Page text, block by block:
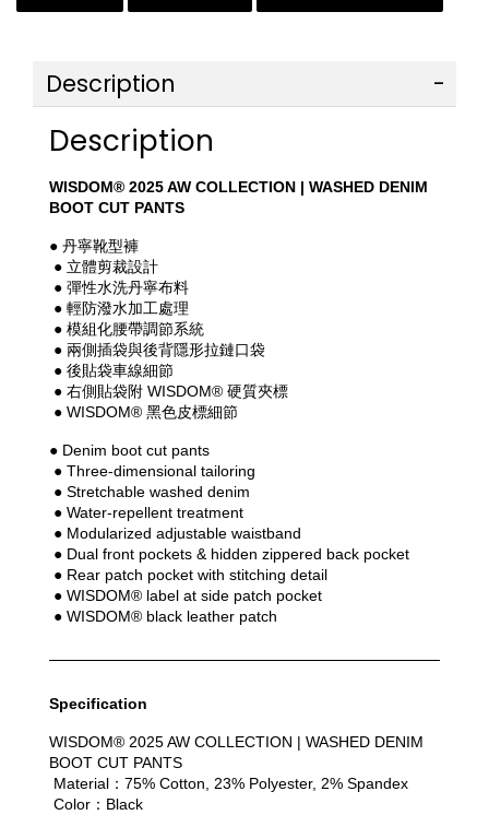
Description
Description
WISDOM® 2025 AW COLLECTION | WASHED DENIM
BOOT CUT PANTS
● 丹寧靴型褲
● 立體剪裁設計
● 彈性水洗丹寧布料
● 輕防潑水加工處理
● 模組化腰帶調節系統
● 兩側插袋與後背隱形拉鏈口袋
● 後貼袋車線細節
● 右側貼袋附 WISDOM® 硬質夾標
● WISDOM® 黑色皮標細節
● Denim boot cut pants
● Three-dimensional tailoring
● Stretchable washed denim
● Water-repellent treatment
● Modularized adjustable waistband
● Dual front pockets & hidden zippered back pocket
● Rear patch pocket with stitching detail
● WISDOM® label at side patch pocket
● WISDOM® black leather patch
Specification
WISDOM® 2025 AW COLLECTION | WASHED DENIM
BOOT CUT PANTS
Material：75% Cotton, 23% Polyester, 2% Spandex
Color：Black